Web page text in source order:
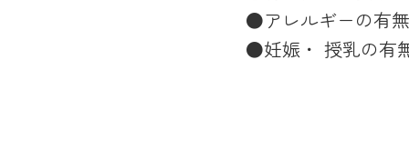
●アレルギーの有無
●妊娠・ 授乳の有